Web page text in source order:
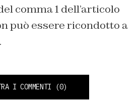
comma 1 dell’articolo
può essere ricondotto a
I COMMENTI (0)